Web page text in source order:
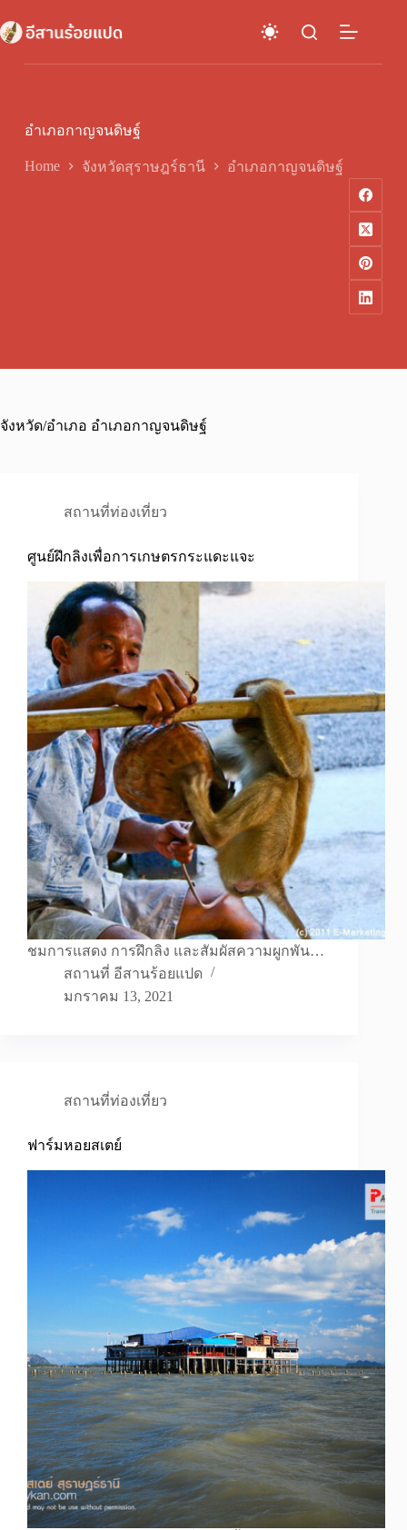
to
content
อำเภอกาญจนดิษฐ์
Home จังหวัดสุราษฎร์ธานี อำเภอกาญจนดิษฐ์
จังหวัด/อำเภอ อำเภอกาญจนดิษฐ์
สถานที่ท่องเที่ยว
ศูนย์ฝึกลิงเพื่อการเกษตรกระแดะแจะ
ชมการแสดง การฝึกลิง และสัมผัสความผูกพัน…
สถานที่ อีสานร้อยแปด
มกราคม 13, 2021
สถานที่ท่องเที่ยว
ฟาร์มหอยสเตย์